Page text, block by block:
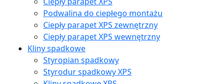
Podwalina do ciepłego montażu
Ciepły parapet XPS zewnętrzny
Ciepły parapet XPS wewnętrzny
Kliny spadkowe
Styropian spadkowy
Styrodur spadkowy XPS